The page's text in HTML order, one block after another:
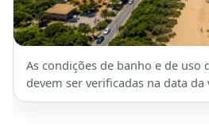
As condições de banho e de uso
devem ser verificadas na data da